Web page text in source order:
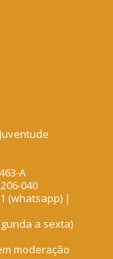
A
040
(whatsapp) |
a sexta)
moderação